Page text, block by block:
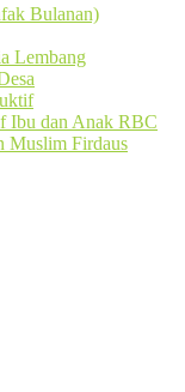
Bulanan)
Lembang
Ibu dan Anak RBC
Muslim Firdaus